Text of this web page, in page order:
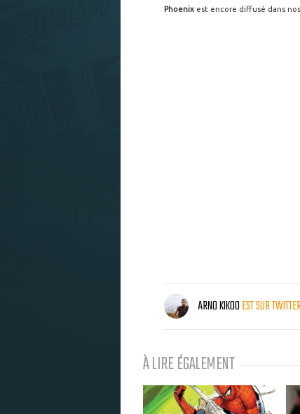
Phoenix est encore diffusé dans
ARNO KIKOOEST SUR
À LIRE ÉGALEMENT